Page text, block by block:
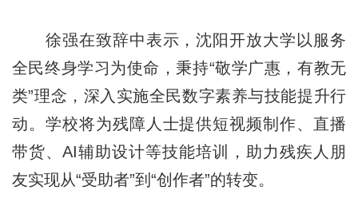
徐强在致辞中表示，沈阳开放大学以服务
全民终身学习为使命，秉持“敬学广惠，有教无
类”理念，深入实施全民数字素养与技能提升行
动。学校将为残障人士提供短视频制作、直播
带货、AI辅助设计等技能培训，助力残疾人朋
友实现从“受助者”到“创作者”的转变。